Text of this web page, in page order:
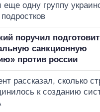
еще одну группу
поручил
санкционную
против россии
рассказал, сколько
к созданию